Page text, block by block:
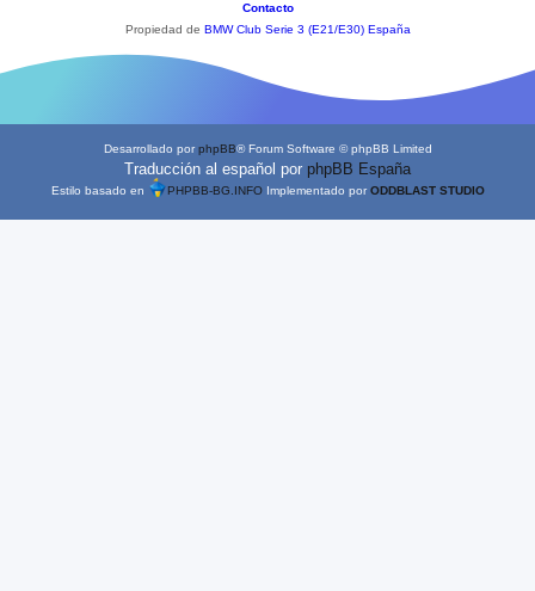
Contacto
Propiedad de BMW Club Serie 3 (E21/E30) España
Desarrollado porphpBB® Forum Software © phpBB Limited
Traducción al español por phpBB España
Estilo basado en PHPBB-BG.INFOImplementado porODDBLAST STUDIO